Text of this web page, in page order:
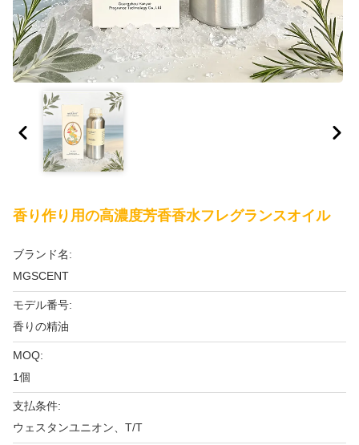
香り作り用の高濃度芳香香水フレグランスオイル
ブランド名:
MGSCENT
モデル番号:
香りの精油
MOQ:
1個
支払条件:
ウェスタンユニオン、T/T